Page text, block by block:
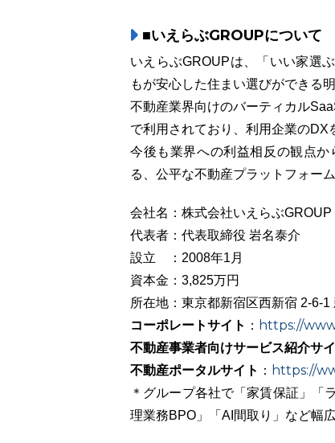
■いえらぶGROUPについて
いえらぶGROUPは、「いい家選
もが安心した住まい選びができる
不動産業界向けのバーティカル
で利用されており、利用企業のDX
今後も業界への利益相反の観点
る、公平な不動産プラットフォー
会社名：株式会社いえらぶGROUP
代表者：代表取締役 岩名泰介
設立 ：2008年1月
資本金：3,825万円
所在地：東京都新宿区西新宿 2-6-
コーポレートサイト ： https://
不動産事業者向けサービス紹介サ
不動産ポータルサイト ： https://
＊グループ各社で「家賃保証」「
理業務BPO」「AI間取り」など幅